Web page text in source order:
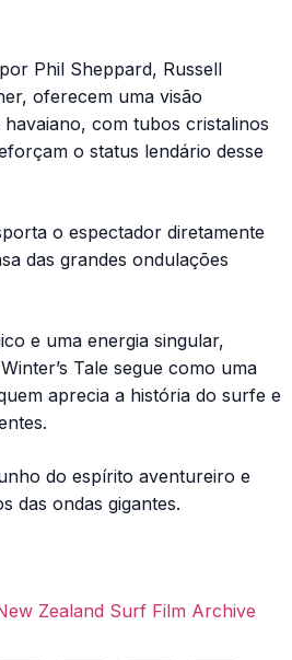
Phil Sheppard, Russell
oferecem uma visão
com tubos cristalinos
o status lendário desse
o espectador diretamente
das grandes ondulações
e uma energia singular,
Tale segue como uma
aprecia a história do surfe e
do espírito aventureiro e
das ondas gigantes.
Zealand Surf Film Archive